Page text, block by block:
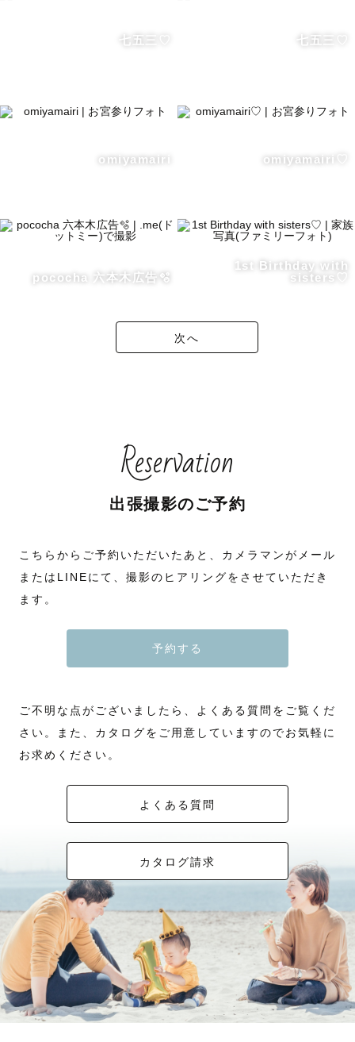
七五三♡ 七五三♡
omiyamairi omiyamairi♡
pococha 六本木広告🫧
1st Birthday with
sisters♡
次へ
Reservation
出張撮影のご予約
こちらからご予約いただいたあと、カメラマンがメール
またはLINEにて、撮影のヒアリングをさせていただき
ます。
予約する
ご不明な点がございましたら、よくある質問をご覧くだ
さい。また、カタログをご用意していますのでお気軽に
お求めください。
よくある質問
カタログ請求